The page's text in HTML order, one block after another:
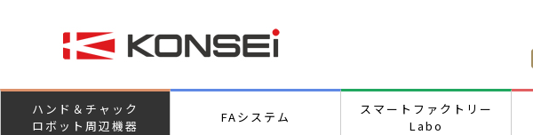
ハンド＆チャック
ロボット周辺機器
FAシステム
スマートファクトリー
Labo